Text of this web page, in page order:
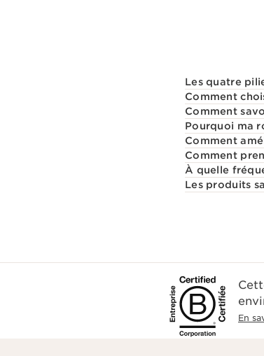
Les quatre
Comment
Comment
Pourquoi ma
Comment
Comment
À quelle
Les produits
En